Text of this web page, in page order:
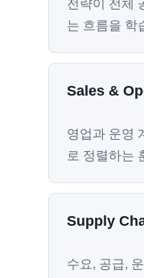
전략이 전체
는 흐름을 학
Sales &
영업과 운영
로 정렬하는
Supply
수요, 공급,